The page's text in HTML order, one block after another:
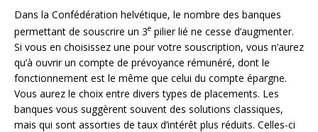
Dans la Confédération helvétique, le nombre des banques
permettant de souscrire un 3e pilier lié ne cesse d’augmenter.
Si vous en choisissez une pour votre souscription, vous n’aurez
qu’à ouvrir un compte de prévoyance rémunéré, dont le
fonctionnement est le même que celui du compte épargne.
Vous aurez le choix entre divers types de placements. Les
banques vous suggèrent souvent des solutions classiques,
mais qui sont assorties de taux d’intérêt plus réduits. Celles-ci